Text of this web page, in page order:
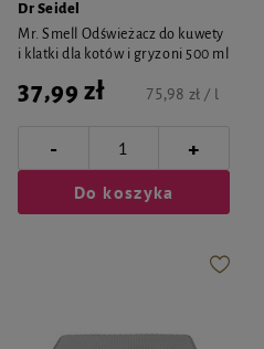
Dr Seidel
Mr. Smell Odświeżacz do kuwety
i klatki dla kotów i gryzoni 500 ml
37,99 zł 75,98 zł / l
- +
Do koszyka